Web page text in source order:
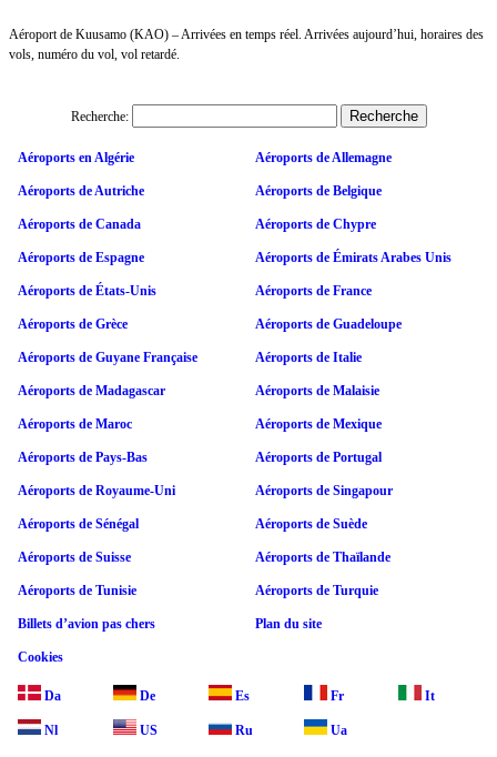
Aéroport de Kuusamo (KAO) – Arrivées en temps réel. Arrivées aujourd’hui, horaires des
vols, numéro du vol, vol retardé.
Recherche:
Aéroports en Algérie Aéroports de Allemagne
Aéroports de Autriche Aéroports de Belgique
Aéroports de Canada Aéroports de Chypre
Aéroports de Espagne Aéroports de Émirats Arabes Unis
Aéroports de États-Unis Aéroports de France
Aéroports de Grèce Aéroports de Guadeloupe
Aéroports de Guyane Française Aéroports de Italie
Aéroports de Madagascar Aéroports de Malaisie
Aéroports de Maroc Aéroports de Mexique
Aéroports de Pays-Bas Aéroports de Portugal
Aéroports de Royaume-Uni Aéroports de Singapour
Aéroports de Sénégal Aéroports de Suède
Aéroports de Suisse Aéroports de Thaïlande
Aéroports de Tunisie Aéroports de Turquie
Billets d’avion pas chers Plan du site
Cookies
Da De Es Fr It
Nl US Ru Ua